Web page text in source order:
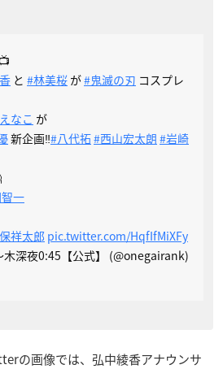
と #林美桜 が#鬼滅の刃 コスプレ
なこ が
新企画‼️#八代拓#西山宏太朗 #岩崎
一
祥太郎pic.twitter.com/HqfIfMiXFy
深夜0:45【公式】 (@onegairank)
の画像では、弘中綾香アナウンサ